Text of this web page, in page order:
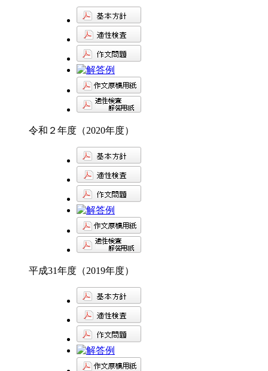
令和２年度（2020年度）
平成31年度（2019年度）